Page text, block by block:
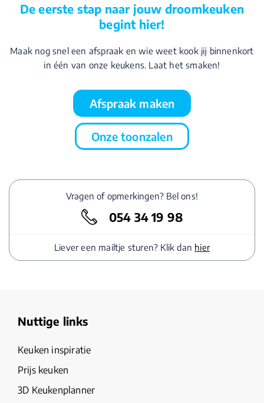
De eerste stap naar jouw droomkeuken
begint hier!
Maak nog snel een afspraak en wie weet kook jij binnenkort
in één van onze keukens. Laat het smaken!
Onze toonzalen
Afspraak maken
Vragen of opmerkingen? Bel ons!
054 34 19 98
Liever een mailtje sturen? Klik dan hier
Nuttige links
Keuken inspiratie
Prijs keuken
3D Keukenplanner